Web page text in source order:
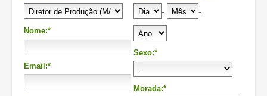
Nome:*
Email:*
- -
Sexo:*
Morada:*